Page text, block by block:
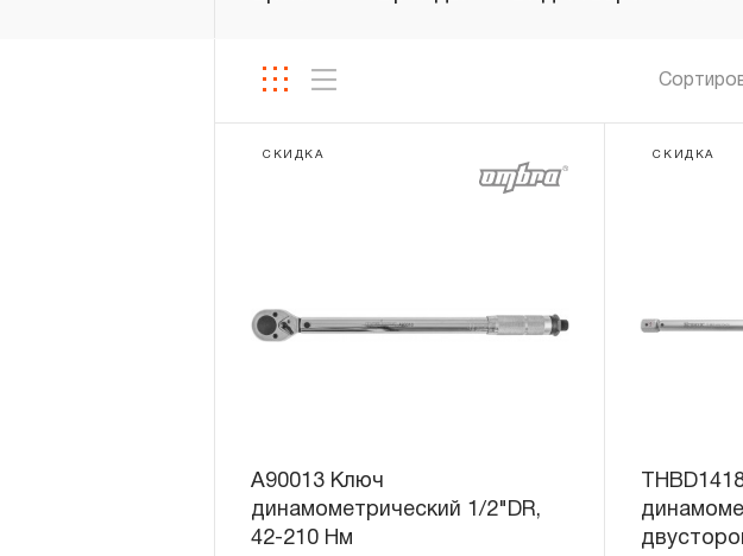
СКИДКА
A90013 Ключ
динамометрический 1/2"DR,
42-210 Нм
СКИДКА